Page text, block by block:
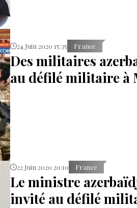
24 Juin 2020 15:35 France
Des militaires
au défilé militaire à
22 Juin 2020 20:10 France
Le ministre
invité au défilé